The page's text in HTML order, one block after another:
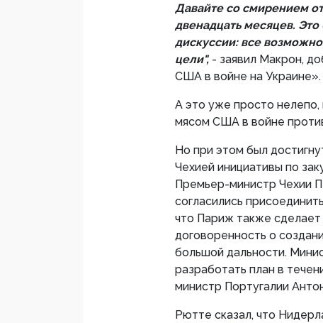
Давайте со смирением
двенадцать месяцев.
дискуссии: все
цели", - заявил Макрон,
США в войне на Украине».
А это уже просто
мясом США в войне
Но при этом был
Чехией инициативы по
Премьер-министр Чехии
согласились
что Париж также сделает
договоренность о
большой дальности.
разработать план в
министр Португалии
Рютте сказал, что